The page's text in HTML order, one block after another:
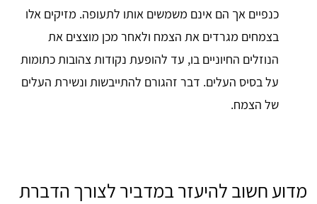
כנפיים אך הם אינם משמשים אותו לתעופה. מזיקים אלו
בצמחים מגרדים את הצמח ולאחר מכן מוצצים את
הנוזלים החיוניים בו, עד להופעת נקודות צהובות כתומות
על בסיס העלים. דבר זהגורם להתייבשות ונשירת העלים
של הצמח.
מדוע חשוב להיעזר במדביר לצורך הדברת